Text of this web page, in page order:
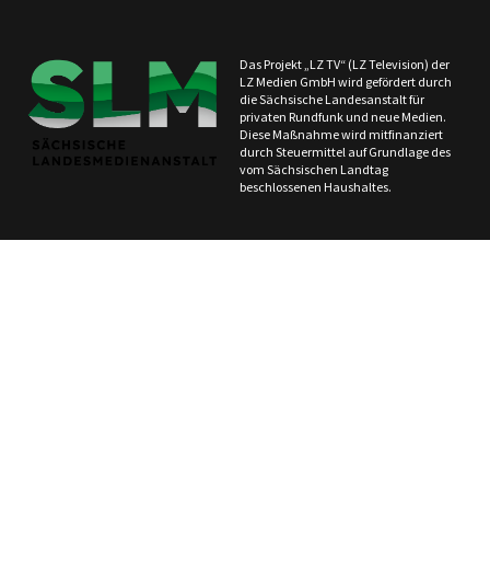
Das Projekt „LZ TV“ (LZ Television) der
LZ Medien GmbH wird gefördert durch
die Sächsische Landesanstalt für
privaten Rundfunk und neue Medien.
Diese Maßnahme wird mitfinanziert
durch Steuermittel auf Grundlage des
vom Sächsischen Landtag
beschlossenen Haushaltes.